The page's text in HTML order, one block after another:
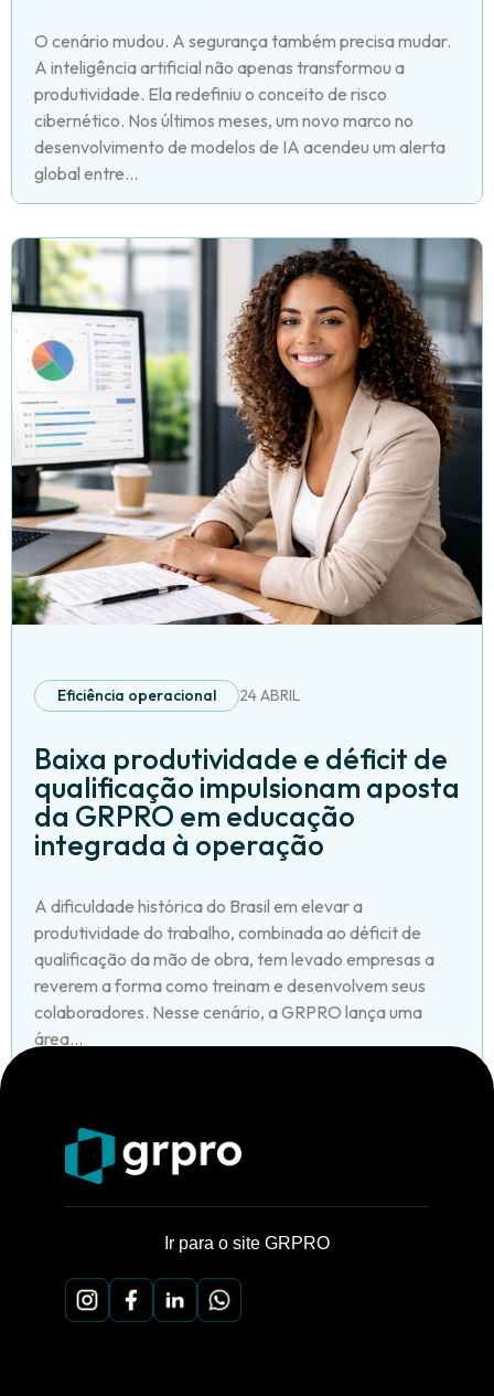
O cenário mudou. A segurança também precisa mudar.
A inteligência artificial não apenas transformou a
produtividade. Ela redefiniu o conceito de risco
cibernético. Nos últimos meses, um novo marco no
desenvolvimento de modelos de IA acendeu um alerta
global entre...
Eficiência operacional 24 ABRIL
Baixa produtividade e déficit de
qualificação impulsionam aposta
da GRPRO em educação
integrada à operação
A dificuldade histórica do Brasil em elevar a
produtividade do trabalho, combinada ao déficit de
qualificação da mão de obra, tem levado empresas a
reverem a forma como treinam e desenvolvem seus
colaboradores. Nesse cenário, a GRPRO lança uma
área...
Ir para o site GRPRO